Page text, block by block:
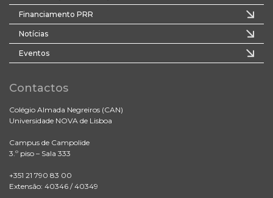
Financiamento PRR
Notícias
Eventos
Contactos
Colégio Almada Negreiros (CAN)
Universidade NOVA de Lisboa
Campus de Campolide
3.º piso – Sala 333
+351 21 790 83 00
Extensão: 40346 / 40349